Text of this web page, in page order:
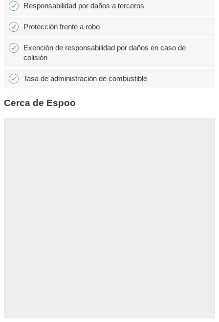
Responsabilidad por daños a terceros
Protección frente a robo
Exención de responsabilidad por daños en caso de
colisión
Tasa de administración de combustible
Cerca de Espoo